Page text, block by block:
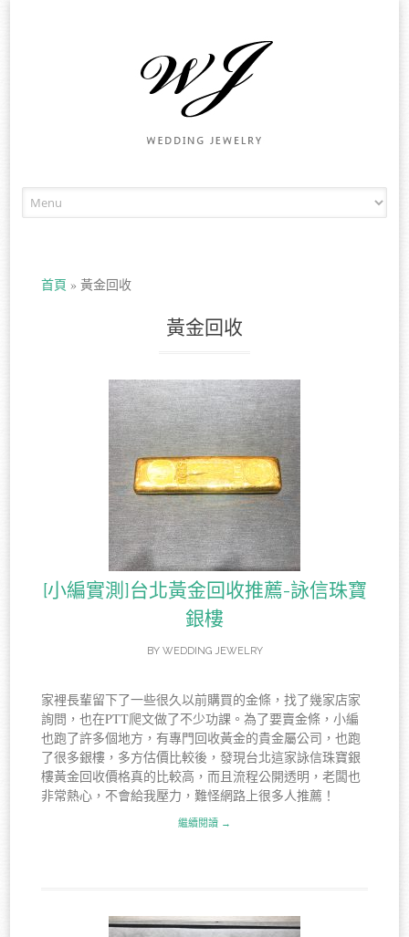
首頁 » 黃金回收
黃金回收
[小編實測]台北黃金回收推薦-詠信珠寶
銀樓
BY WEDDING JEWELRY
家裡長輩留下了一些很久以前購買的金條，找了幾家店家
詢問，也在PTT爬文做了不少功課。為了要賣金條，小編
也跑了許多個地方，有專門回收黃金的貴金屬公司，也跑
了很多銀樓，多方估價比較後，發現台北這家詠信珠寶銀
樓黃金回收價格真的比較高，而且流程公開透明，老闆也
非常熱心，不會給我壓力，難怪網路上很多人推薦！
繼續閱讀 →